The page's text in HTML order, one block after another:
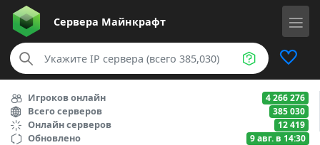
Сервера Майнкрафт
Игроков онлайн 4 266 276
Всего серверов 385 030
Онлайн серверов 12 419
Обновлено 9 авг. в 14:30